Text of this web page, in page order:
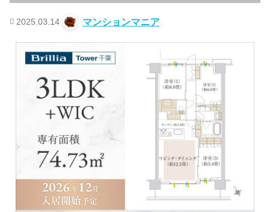
2025.03.14 マンションマニア